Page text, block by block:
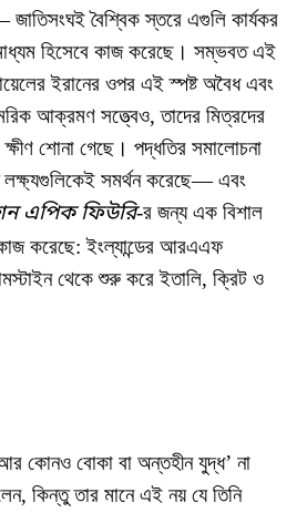
বৈশ্বিক স্তরে এগুলি কার্যকর
হিসেবে কাজ করেছে। সম্ভবত এই
ইরানের ওপর এই স্পষ্ট অবৈধ এবং
আক্রমণ সত্ত্বেও, তাদের মিত্রদের
শোনা গেছে। পদ্ধতির সমালোচনা
লক্ষ্যগুলিকেই সমর্থন করেছে— এবং
এপিক ফিউরি-র জন্য এক বিশাল
করেছে: ইংল্যান্ডের আরএএফ
থেকে শুরু করে ইতালি, ক্রিট ও
কোনও বোকা বা অন্তহীন যুদ্ধ’ না
কিন্তু তার মানে এই নয় যে তিনি